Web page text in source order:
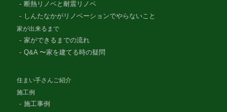
断熱リノベと耐震リノベ
しんたなかがリノベーションでやらないこと
家が出来るまで
家ができるまでの流れ
Q&A 〜家を建てる時の疑問
住まい手さんご紹介
施工例
施工事例